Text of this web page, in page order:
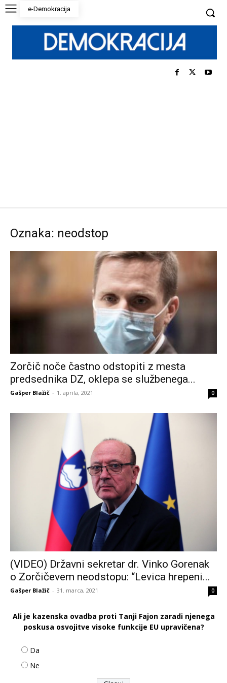
e-Demokracija
Oznaka: neodstop
Zorčič noče častno odstopiti z mesta
predsednika DZ, oklepa se službenega...
Gašper Blažič - 1. aprila, 2021 0
(VIDEO) Državni sekretar dr. Vinko Gorenak
o Zorčičevem neodstopu: “Levica hrepeni...
Gašper Blažič - 31. marca, 2021 0
Ali je kazenska ovadba proti Tanji Fajon zaradi njenega
poskusa osvojitve visoke funkcije EU upravičena?
Da
Ne